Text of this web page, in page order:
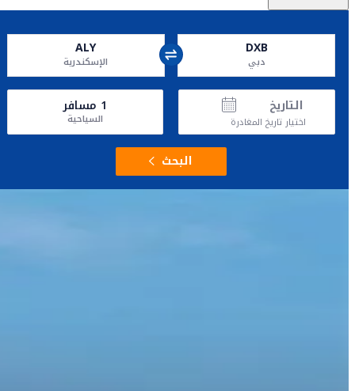
DXB
دبي
ALY
الإسكندرية
التاريخ
اختيار تاريخ المغادرة
1 مسافر
السياحية
البحث